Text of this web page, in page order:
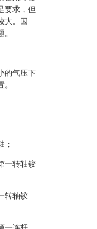
要求，但
大。因
的气压下
；
一转轴铰
转轴铰